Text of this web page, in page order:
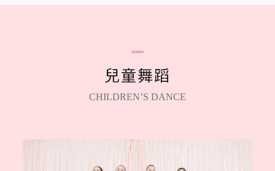
兒童舞蹈
CHILDREN’S DANCE